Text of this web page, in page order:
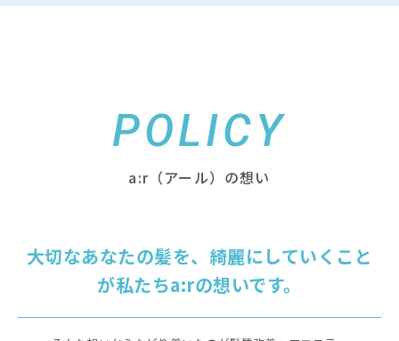
POLICY
a:r（アール）の想い
大切なあなたの髪を、綺麗にしていくこと
が私たちa:rの想いです。